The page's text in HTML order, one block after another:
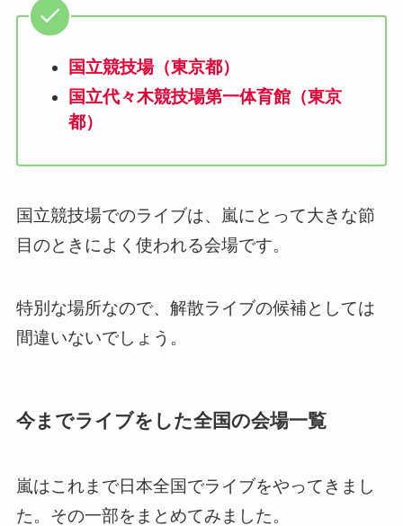
国立競技場（東京都）
国立代々木競技場第一体育館（東京
都）
国立競技場でのライブは、嵐にとって大きな節
目のときによく使われる会場です。
特別な場所なので、解散ライブの候補としては
間違いないでしょう。
今までライブをした全国の会場一覧
嵐はこれまで日本全国でライブをやってきまし
た。その一部をまとめてみました。